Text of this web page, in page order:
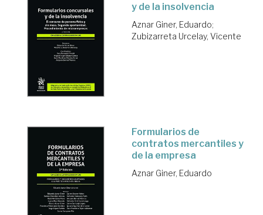
y de la insolvencia
Aznar Giner, Eduardo;
Zubizarreta Urcelay, Vicente
Formularios de
contratos mercantiles y
de la empresa
Aznar Giner, Eduardo